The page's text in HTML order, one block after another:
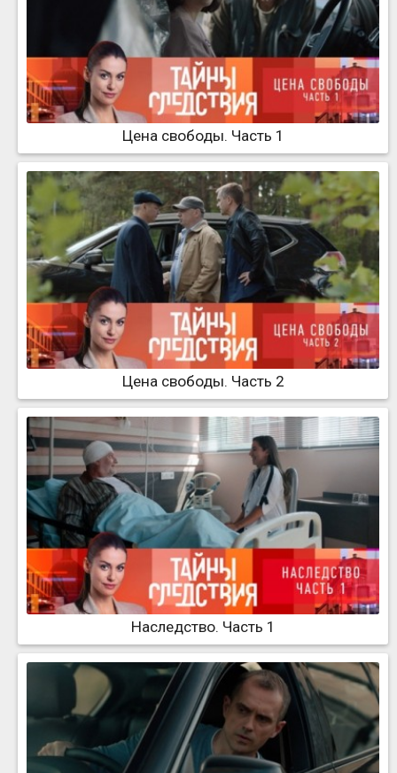
Цена свободы. Часть 1
Цена свободы. Часть 2
Наследство. Часть 1